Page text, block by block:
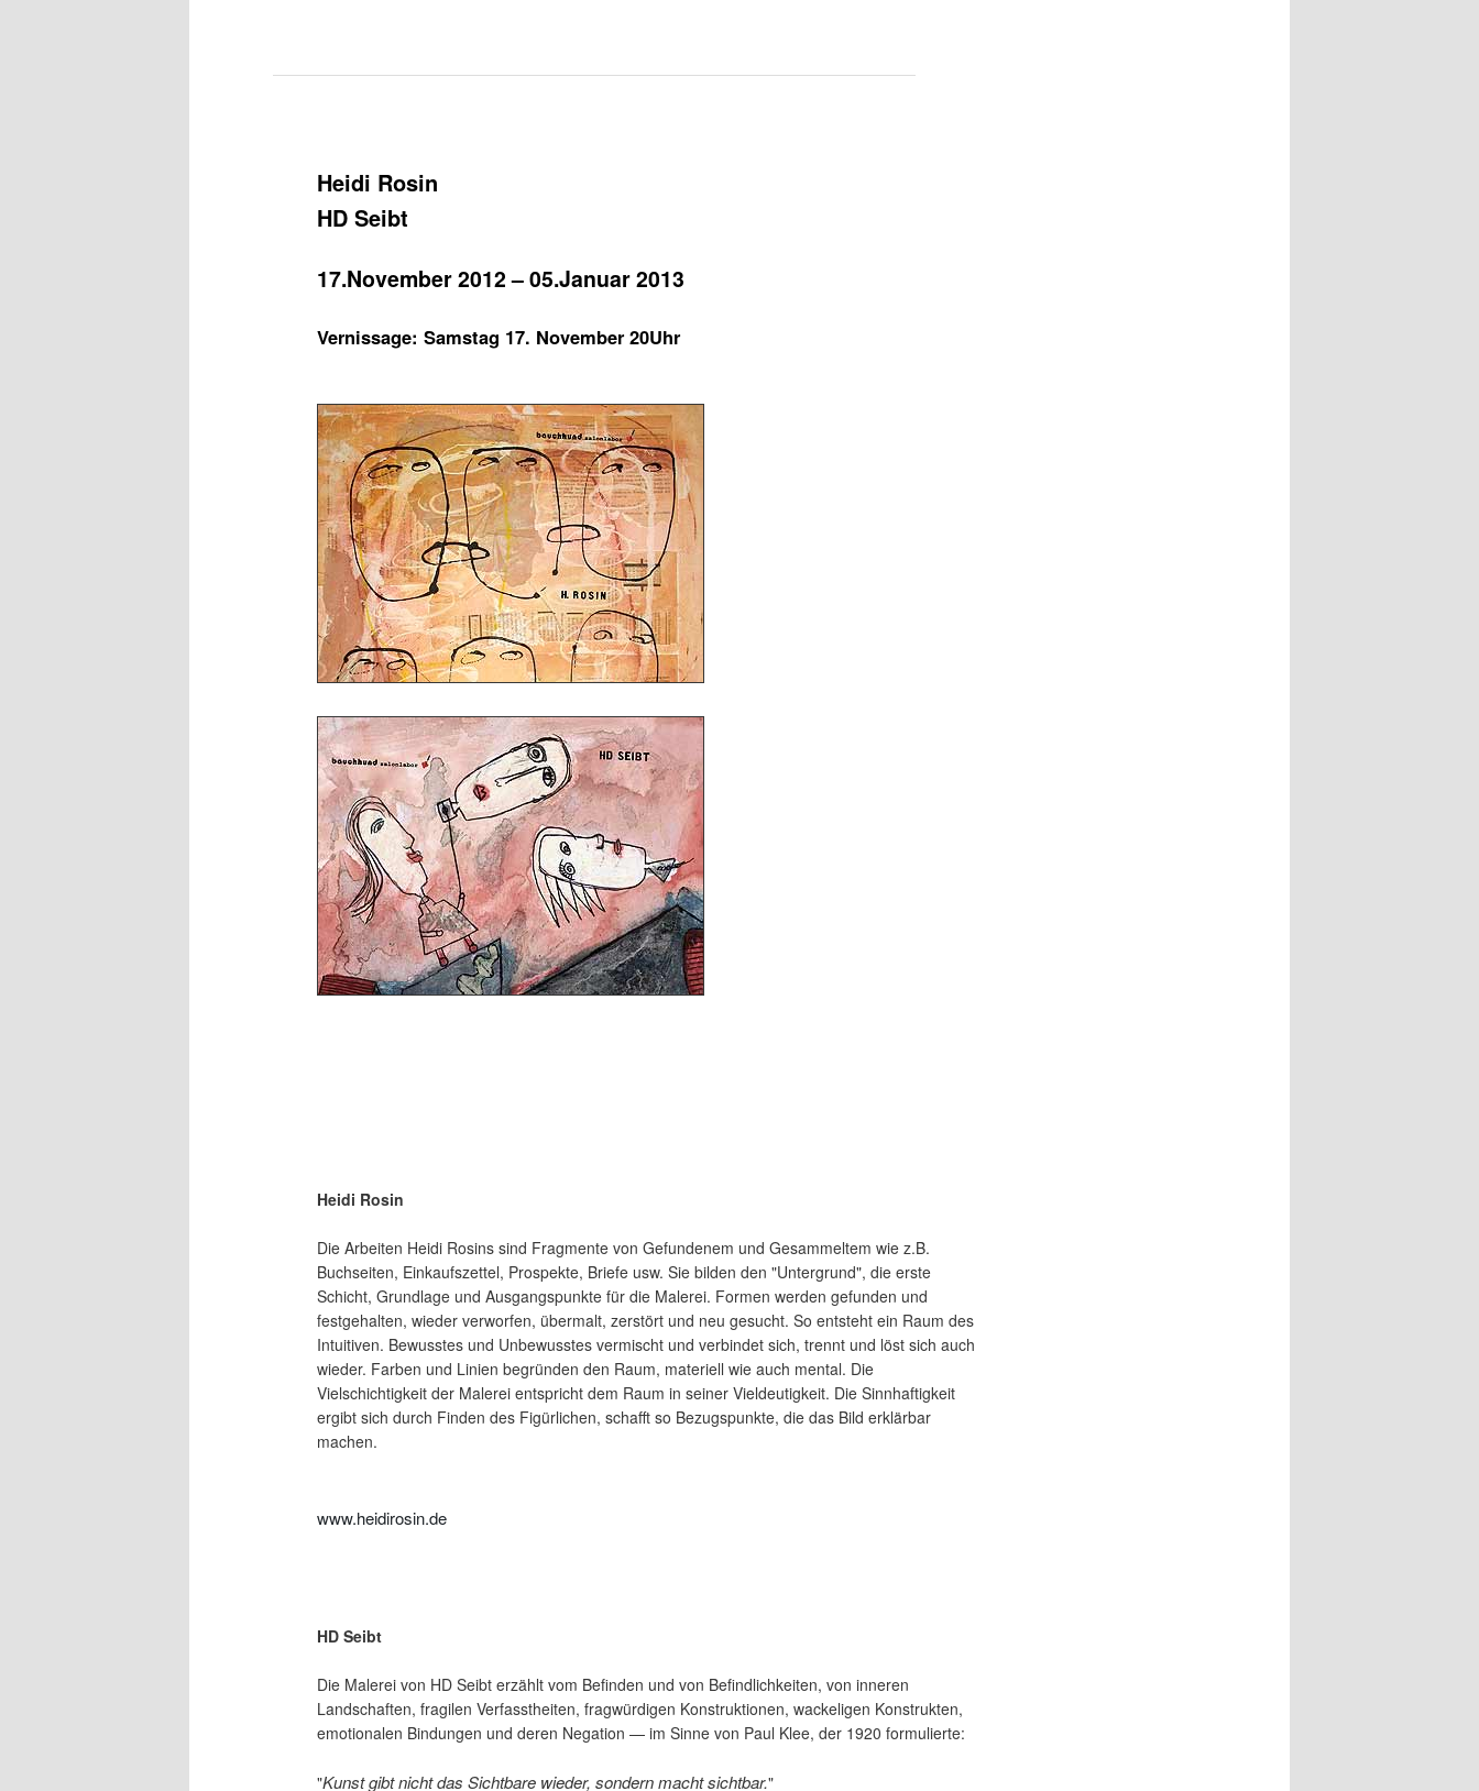
Heidi Rosin
HD Seibt
17.November 2012 – 05.Januar 2013
Vernissage: Samstag 17. November 20Uhr
Heidi Rosin
Die Arbeiten Heidi Rosins sind Fragmente von Gefundenem und Gesammeltem wie z.B.
Buchseiten, Einkaufszettel, Prospekte, Briefe usw. Sie bilden den "Untergrund", die erste
Schicht, Grundlage und Ausgangspunkte für die Malerei. Formen werden gefunden und
festgehalten, wieder verworfen, übermalt, zerstört und neu gesucht. So entsteht ein Raum des
Intuitiven. Bewusstes und Unbewusstes vermischt und verbindet sich, trennt und löst sich auch
wieder. Farben und Linien begründen den Raum, materiell wie auch mental. Die
Vielschichtigkeit der Malerei entspricht dem Raum in seiner Vieldeutigkeit. Die Sinnhaftigkeit
ergibt sich durch Finden des Figürlichen, schafft so Bezugspunkte, die das Bild erklärbar
machen.
www.heidirosin.de
HD Seibt
Die Malerei von HD Seibt erzählt vom Befinden und von Befindlichkeiten, von inneren
Landschaften, fragilen Verfasstheiten, fragwürdigen Konstruktionen, wackeligen Konstrukten,
emotionalen Bindungen und deren Negation — im Sinne von Paul Klee, der 1920 formulierte:
"Kunst gibt nicht das Sichtbare wieder, sondern macht sichtbar."